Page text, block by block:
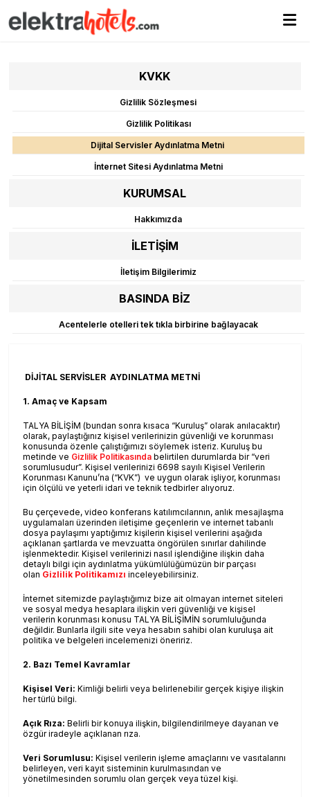
KVKK
Gizlilik Sözleşmesi
Gizlilik Politikası
Dijital Servisler Aydınlatma Metni
İnternet Sitesi Aydınlatma Metni
KURUMSAL
Hakkımızda
İLETİŞİM
İletişim Bilgilerimiz
BASINDA BİZ
Acentelerle otelleri tek tıkla birbirine bağlayacak
DİJİTAL SERVİSLER AYDINLATMA METNİ
1. Amaç ve Kapsam
TALYA BİLİŞİM (bundan sonra kısaca “Kuruluş” olarak anılacaktır)
olarak, paylaştığınız kişisel verilerinizin güvenliği ve korunması
konusunda özenle çalıştığımızı söylemek isteriz. Kuruluş bu
metinde ve Gizlilik Politikasında belirtilen durumlarda bir “veri
sorumlusudur”. Kişisel verilerinizi 6698 sayılı Kişisel Verilerin
Korunması Kanunu’na (“KVK”) ve uygun olarak işliyor, korunması
için ölçülü ve yeterli idari ve teknik tedbirler alıyoruz.
Bu çerçevede, video konferans katılımcılarının, anlık mesajlaşma
uygulamaları üzerinden iletişime geçenlerin ve internet tabanlı
dosya paylaşımı yaptığımız kişilerin kişisel verilerini aşağıda
açıklanan şartlarda ve mevzuatta öngörülen sınırlar dahilinde
işlenmektedir. Kişisel verilerinizi nasıl işlendiğine ilişkin daha
detaylı bilgi için aydınlatma yükümlülüğümüzün bir parçası
olan Gizlilik Politikamızı inceleyebilirsiniz.
İnternet sitemizde paylaştığımız bize ait olmayan internet siteleri
ve sosyal medya hesaplara ilişkin veri güvenliği ve kişisel
verilerin korunması konusu TALYA BİLİŞİMİN sorumluluğunda
değildir. Bunlarla ilgili site veya hesabın sahibi olan kuruluşa ait
politika ve belgeleri incelemenizi öneririz.
2. Bazı Temel Kavramlar
Kişisel Veri:Kimliği belirli veya belirlenebilir gerçek kişiye ilişkin
her türlü bilgi.
Açık Rıza:Belirli bir konuya ilişkin, bilgilendirilmeye dayanan ve
özgür iradeyle açıklanan rıza.
Veri Sorumlusu: Kişisel verilerin işleme amaçlarını ve vasıtalarını
belirleyen, veri kayıt sisteminin kurulmasından ve
yönetilmesinden sorumlu olan gerçek veya tüzel kişi.